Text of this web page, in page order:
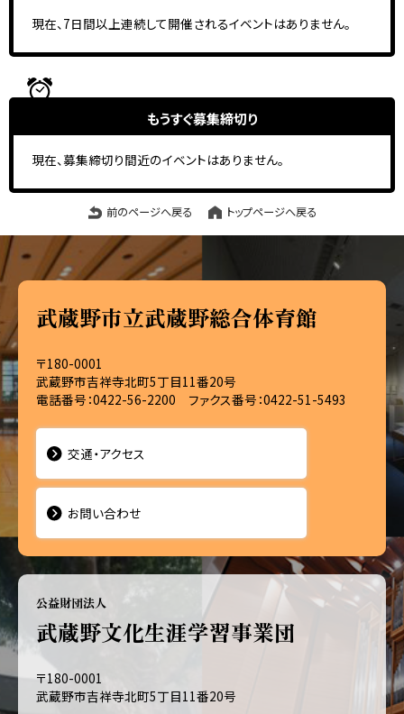
現在、7日間以上連続して開催されるイベントはありません。
もうすぐ募集締切り
現在、募集締切り間近のイベントはありません。
前のページへ戻る トップページへ戻る
武蔵野市立武蔵野総合体育館
〒180-0001
武蔵野市吉祥寺北町5丁目11番20号
電話番号：0422-56-2200 ファクス番号：0422-51-5493
交通・アクセス
お問い合わせ
公益財団法人
武蔵野文化生涯学習事業団
〒180-0001
武蔵野市吉祥寺北町5丁目11番20号